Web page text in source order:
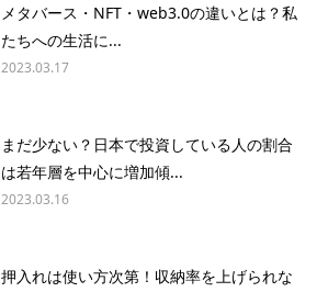
メタバース・NFT・web3.0の違いとは？私
たちへの生活に...
2023.03.17
まだ少ない？日本で投資している人の割合
は若年層を中心に増加傾...
2023.03.16
押入れは使い方次第！収納率を上げられな